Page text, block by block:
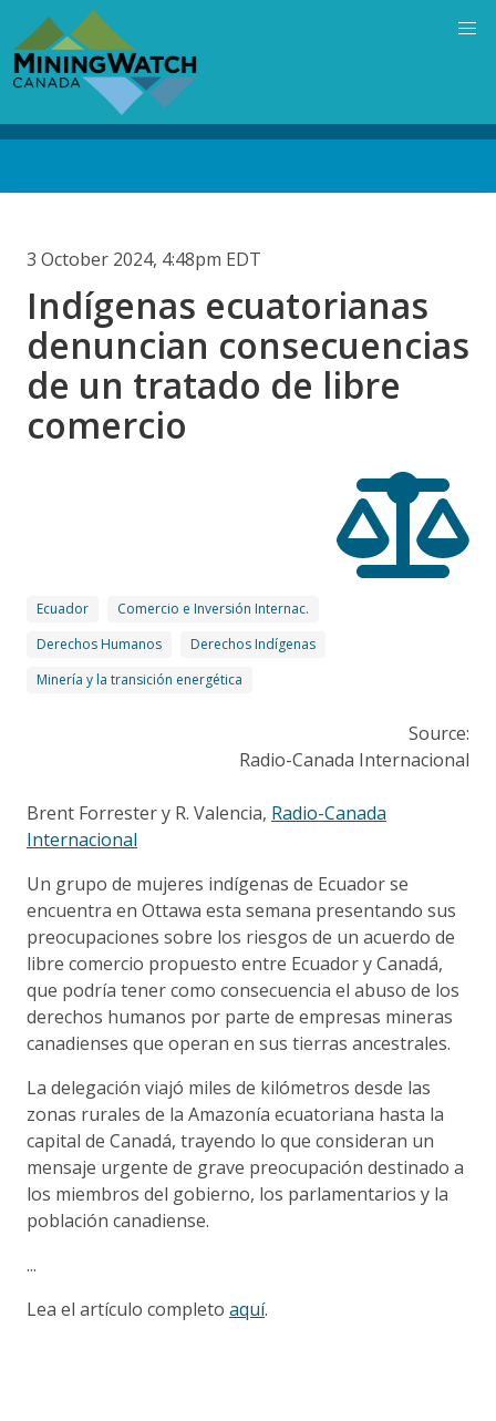
main
content
3 October 2024, 4:48pm EDT
Indígenas ecuatorianas
denuncian consecuencias
de un tratado de libre
comercio
Ecuador
Comercio e Inversión Internac.
Derechos Humanos
Derechos Indígenas
Minería y la transición energética
Source:
Radio-Canada Internacional
Brent Forrester y R. Valencia, Radio-Canada
Internacional
Un grupo de mujeres indígenas de Ecuador se
encuentra en Ottawa esta semana presentando sus
preocupaciones sobre los riesgos de un acuerdo de
libre comercio propuesto entre Ecuador y Canadá,
que podría tener como consecuencia el abuso de los
derechos humanos por parte de empresas mineras
canadienses que operan en sus tierras ancestrales.
La delegación viajó miles de kilómetros desde las
zonas rurales de la Amazonía ecuatoriana hasta la
capital de Canadá, trayendo lo que consideran un
mensaje urgente de grave preocupación destinado a
los miembros del gobierno, los parlamentarios y la
población canadiense.
...
Lea el artículo completo aquí.